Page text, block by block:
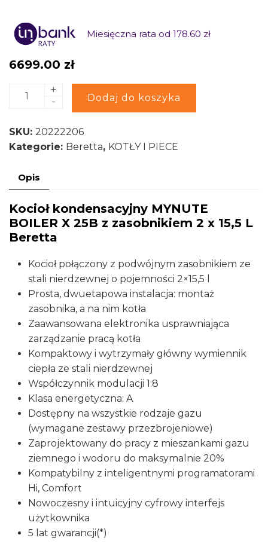
Miesięczna rata od 178.60 zł
6699.00 zł
ilość
MYNUTE
BOILER
25B
zasobnikiem
2
x
Beretta
+
-
Dodaj do koszyka
Alternative:
SKU: 20222206
Kategorie: Beretta, KOTŁY I PIECE
Opis
Kocioł kondensacyjny MYNUTE
BOILER X 25B z zasobnikiem 2 x 15,5 L
Beretta
Kocioł połączony z podwójnym zasobnikiem ze
stali nierdzewnej o pojemności 2×15,5 l
Prosta, dwuetapowa instalacja: montaż
zasobnika, a na nim kotła
Zaawansowana elektronika usprawniająca
zarządzanie pracą kotła
Kompaktowy i wytrzymały główny wymiennik
ciepła ze stali nierdzewnej
Współczynnik modulacji 1:8
Klasa energetyczna: A
Dostępny na wszystkie rodzaje gazu
(wymagane zestawy przezbrojeniowe)
Zaprojektowany do pracy z mieszankami gazu
ziemnego i wodoru do maksymalnie 20%
Kompatybilny z inteligentnymi programatorami
Hi, Comfort
Nowoczesny i intuicyjny cyfrowy interfejs
użytkownika
5 lat gwarancji(*)